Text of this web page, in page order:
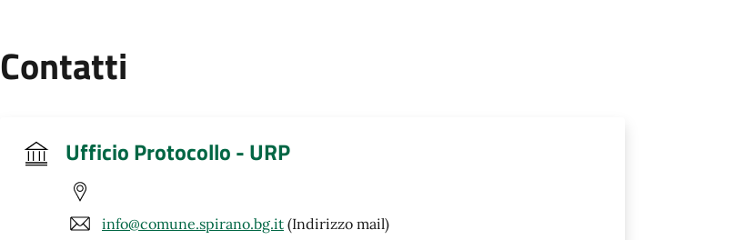
Contatti
Ufficio Protocollo - URP
info@comune.spirano.bg.it (Indirizzo mail)